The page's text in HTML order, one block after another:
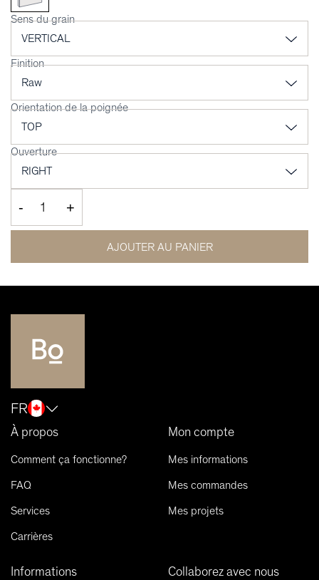
Sens du grain
Finition
Orientation de la poignée
Ouverture
- +
AJOUTER AU PANIER
FR
À propos
Comment ça fonctionne?
FAQ
Services
Carrières
Mon compte
Mes informations
Mes commandes
Mes projets
Informations Collaborez avec nous